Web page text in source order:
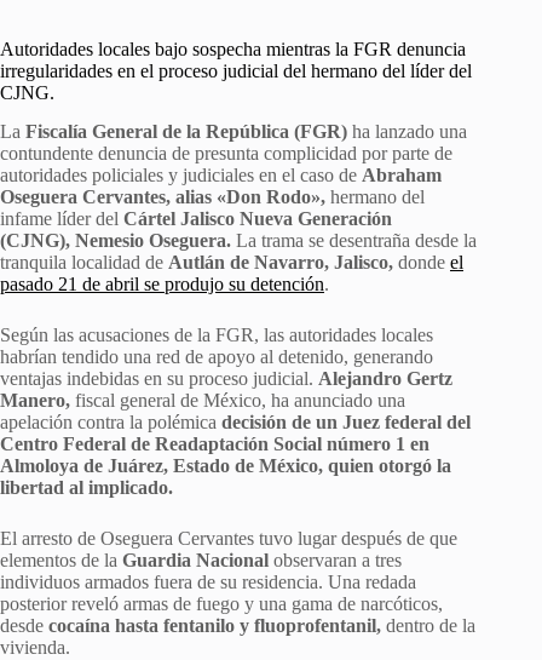
Autoridades locales bajo sospecha mientras la FGR denuncia
irregularidades en el proceso judicial del hermano del líder del
CJNG.
La Fiscalía General de la República (FGR) ha lanzado una
contundente denuncia de presunta complicidad por parte de
autoridades policiales y judiciales en el caso de Abraham
Oseguera Cervantes, alias «Don Rodo», hermano del
infame líder del Cártel Jalisco Nueva Generación
(CJNG), Nemesio Oseguera. La trama se desentraña desde la
tranquila localidad de Autlán de Navarro, Jalisco, donde el
pasado 21 de abril se produjo su detención.
Según las acusaciones de la FGR, las autoridades locales
habrían tendido una red de apoyo al detenido, generando
ventajas indebidas en su proceso judicial. Alejandro Gertz
Manero, fiscal general de México, ha anunciado una
apelación contra la polémica decisión de un Juez federal del
Centro Federal de Readaptación Social número 1 en
Almoloya de Juárez, Estado de México, quien otorgó la
libertad al implicado.
El arresto de Oseguera Cervantes tuvo lugar después de que
elementos de la Guardia Nacional observaran a tres
individuos armados fuera de su residencia. Una redada
posterior reveló armas de fuego y una gama de narcóticos,
desde cocaína hasta fentanilo y fluoprofentanil, dentro de la
vivienda.